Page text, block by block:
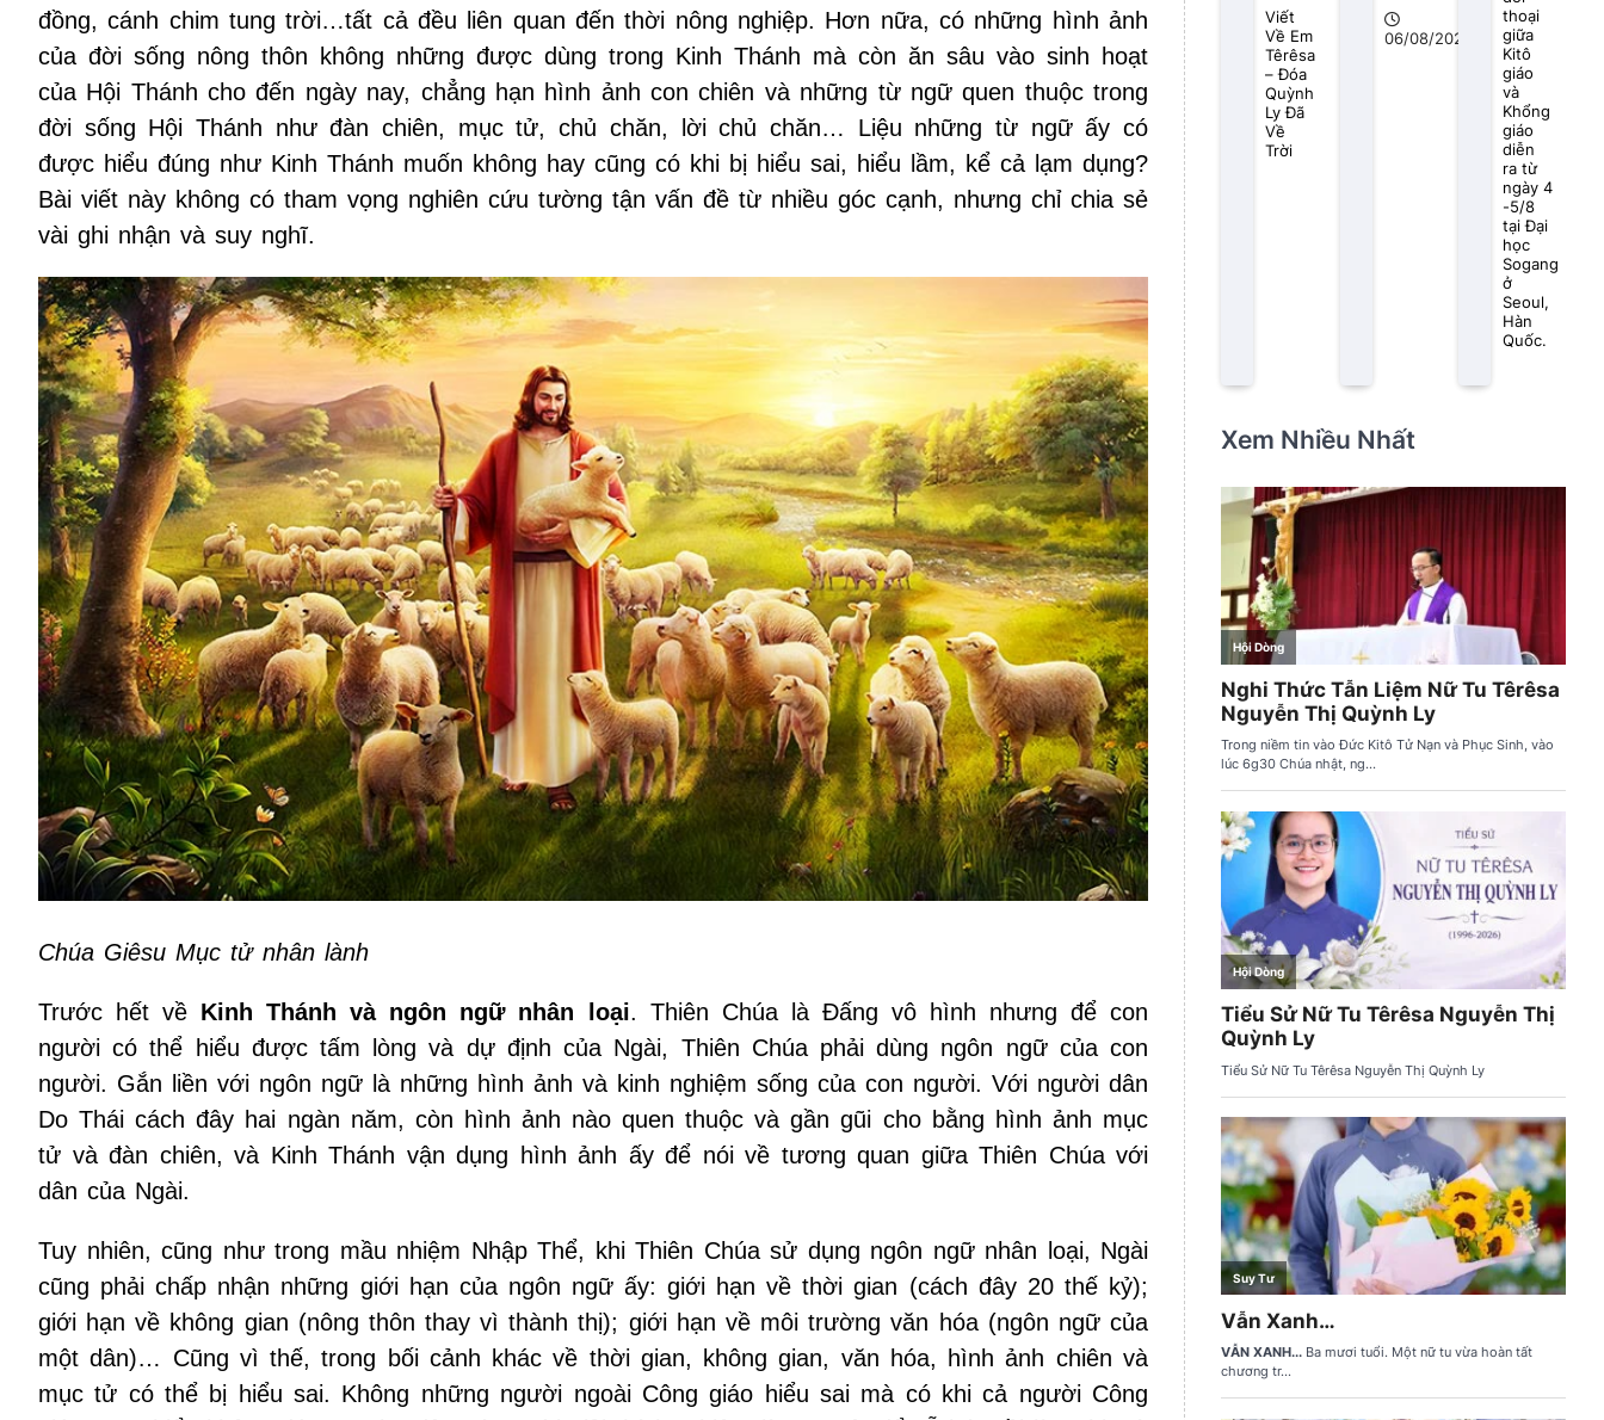
đồng, cánh chim tung trời…tất cả đều liên quan đến thời nông nghiệp. Hơn nữa, có những hình ảnh
của đời sống nông thôn không những được dùng trong Kinh Thánh mà còn ăn sâu vào sinh hoạt
của Hội Thánh cho đến ngày nay, chẳng hạn hình ảnh con chiên và những từ ngữ quen thuộc trong
đời sống Hội Thánh như đàn chiên, mục tử, chủ chăn, lời chủ chăn… Liệu những từ ngữ ấy có
được hiểu đúng như Kinh Thánh muốn không hay cũng có khi bị hiểu sai, hiểu lầm, kể cả lạm dụng?
Bài viết này không có tham vọng nghiên cứu tường tận vấn đề từ nhiều góc cạnh, nhưng chỉ chia sẻ
vài ghi nhận và suy nghĩ.
Chúa Giêsu Mục tử nhân lành
Trước hết về Kinh Thánh và ngôn ngữ nhân loại. Thiên Chúa là Đấng vô hình nhưng để con
người có thể hiểu được tấm lòng và dự định của Ngài, Thiên Chúa phải dùng ngôn ngữ của con
người. Gắn liền với ngôn ngữ là những hình ảnh và kinh nghiệm sống của con người. Với người dân
Do Thái cách đây hai ngàn năm, còn hình ảnh nào quen thuộc và gần gũi cho bằng hình ảnh mục
tử và đàn chiên, và Kinh Thánh vận dụng hình ảnh ấy để nói về tương quan giữa Thiên Chúa với
dân của Ngài.
Tuy nhiên, cũng như trong mầu nhiệm Nhập Thể, khi Thiên Chúa sử dụng ngôn ngữ nhân loại, Ngài
cũng phải chấp nhận những giới hạn của ngôn ngữ ấy: giới hạn về thời gian (cách đây 20 thế kỷ);
giới hạn về không gian (nông thôn thay vì thành thị); giới hạn về môi trường văn hóa (ngôn ngữ của
một dân)… Cũng vì thế, trong bối cảnh khác về thời gian, không gian, văn hóa, hình ảnh chiên và
mục tử có thể bị hiểu sai. Không những người ngoài Công giáo hiểu sai mà có khi cả người Công
Viết
Về Em
Têrêsa
– Đóa
Quỳnh
Ly Đã
Về
Trời
06/08/2026
thoại
giữa
Kitô
giáo
và
Khổng
giáo
diễn
ra từ
ngày 4
-5/8
tại Đại
học
Sogang
ở
Seoul,
Hàn
Quốc.
Xem Nhiều Nhất